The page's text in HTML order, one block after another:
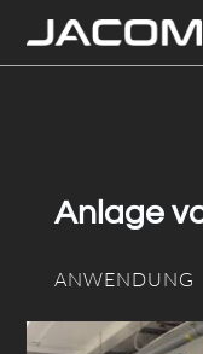
Anlage
ANWENDUNG